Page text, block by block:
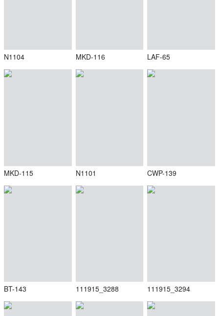
N1104 MKD-116 LAF-65
MKD-115 N1101 CWP-139
BT-143 111915_3288 111915_3294